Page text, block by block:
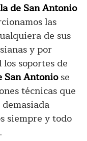
de San Antonio
las
de sus
y por
soportes de
San Antoniose
técnicas que
siempre y todo